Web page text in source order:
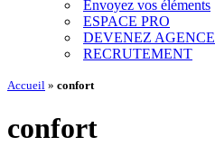
Envoyez vos éléments
ESPACE PRO
DEVENEZ AGENCE
RECRUTEMENT
Accueil » confort
confort